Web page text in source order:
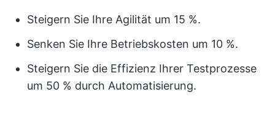
Steigern Sie Ihre Agilität um 15 %.
Senken Sie Ihre Betriebskosten um 10 %.
Steigern Sie die Effizienz Ihrer Testprozesse
um 50 % durch Automatisierung.